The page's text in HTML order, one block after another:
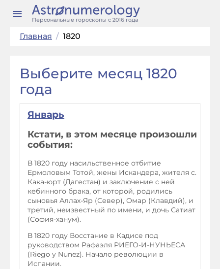
Персональные гороскопы с 2016 года
Главная / 1820
Выберите месяц 1820
года
Январь
Кстати, в этом месяце произошли
события:
В 1820 году насильственное отбитие
Ермоловым Тотой, жены Искандера, жителя с.
Кака-юрт (Дагестан) и заключение с ней
кебинного брака, от которой, родились
сыновья Аллах-Яр (Север), Омар (Клавдий), и
третий, неизвестный по имени, и дочь Сатиат
(София-ханум).
В 1820 году Восстание в Кадисе под
руководством Рафаэля РИЕГО-И-НУНЬЕСА
(Riego y Nunez). Начало революции в
Испании.